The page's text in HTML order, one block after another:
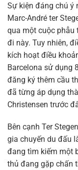
Sự kiện đáng chú ý
Marc-André ter
qua một cuộc phẫu
đi này. Tuy nhiên,
kích hoạt điều
Barcelona sử dụng
đăng ký thêm cầu
đã từng áp dụng
Christensen trước
Bên cạnh Ter
gia chuyến du đấu
đang tìm kiếm một
thủ đang gặp chấn